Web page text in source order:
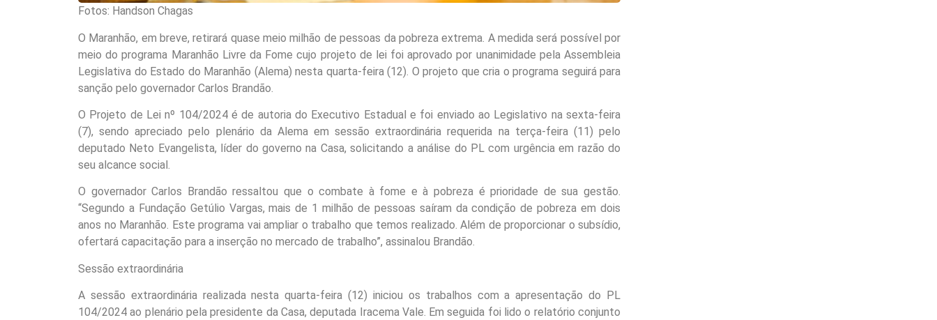
Fotos: Handson Chagas
O Maranhão, em breve, retirará quase meio milhão de pessoas da pobreza extrema. A medida será possível por
meio do programa Maranhão Livre da Fome cujo projeto de lei foi aprovado por unanimidade pela Assembleia
Legislativa do Estado do Maranhão (Alema) nesta quarta-feira (12). O projeto que cria o programa seguirá para
sanção pelo governador Carlos Brandão.
O Projeto de Lei nº 104/2024 é de autoria do Executivo Estadual e foi enviado ao Legislativo na sexta-feira
(7), sendo apreciado pelo plenário da Alema em sessão extraordinária requerida na terça-feira (11) pelo
deputado Neto Evangelista, líder do governo na Casa, solicitando a análise do PL com urgência em razão do
seu alcance social.
O governador Carlos Brandão ressaltou que o combate à fome e à pobreza é prioridade de sua gestão.
“Segundo a Fundação Getúlio Vargas, mais de 1 milhão de pessoas saíram da condição de pobreza em dois
anos no Maranhão. Este programa vai ampliar o trabalho que temos realizado. Além de proporcionar o subsídio,
ofertará capacitação para a inserção no mercado de trabalho”, assinalou Brandão.
Sessão extraordinária
A sessão extraordinária realizada nesta quarta-feira (12) iniciou os trabalhos com a apresentação do PL
104/2024 ao plenário pela presidente da Casa, deputada Iracema Vale. Em seguida foi lido o relatório conjunto